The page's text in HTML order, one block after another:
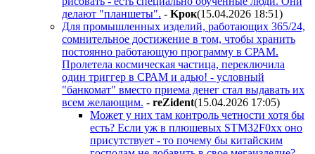
делают "планшеты". - Kpoк(15.04.2026 18:51)
Для промышленных изделий, работающих 365/24,
сомнительное достижение в том, чтобы хранить
постоянно работающую программу в СРАМ.
Пролетела космическая частица, переключила
один триггер в СРАМ и адью! - условный
"банкомат" вместо приема денег стал выдавать их
всем желающим. - reZident(15.04.2026 17:05)
Может у них там контроль четности хотя бы
есть? Если уж в плюшевых STM32F0xx оно
присутствует - то почему бы китайским